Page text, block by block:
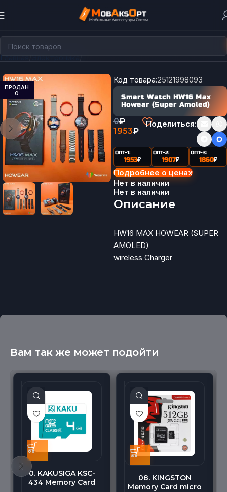
Главная Электроника Умные часы и фитнес-браслеты
ПРОДАН
О
Код товара:25121998093
Smart Watch HW16 Max
Howear (Super Amoled)
0₽
1953₽
Поделиться:
ОПТ-1:
1953₽
ОПТ-2:
1907₽
ОПТ-3:
1860₽
Подробнее о ценах
Нет в наличии
Нет в наличии
Описание
HW16 MAX HOWEAR (SUPER
AMOLED)
wireless Charger
Вам так же может подойти
0. KAKUSIGA KSC-
434 Memory Card
08. KINGSTON
Memory Card micro